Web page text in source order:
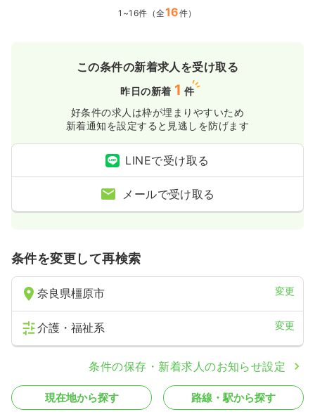
1~16件（全16件）
この条件の新着求人を受け取る
昨日の新着 1 件
好条件の求人は枠が埋まりやすいため
新着通知を設定すると見逃しを防げます
LINEで受け取る
メールで受け取る
条件を変更して再検索
奈良県橿原市 変更
介護・福祉系 変更
条件の保存・新着求人のお知らせ設定
現在地から探す 路線・駅から探す